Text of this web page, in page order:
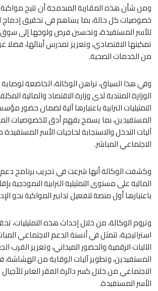
ومن شأن هذه المقاربة المندمجة أن تتيح
خصوصيات كل حالة، بما يساهم في تحقيق إدماج
للأسر المستفيدة، وتحسين فرص ولوجها إلى
تمكينها الاقتصادي، وتعزيز تمدرس أبنائها،
من الخدمات الصحية.
وفي هذا السياق، تراهن الوكالة، الخاضعة
الوزارة المنتدبة لدى وزارة الاقتصاد والمالية
التمثيليات الترابية باعتبارها آلية لضمان حضور
المستفيدين، بما يسمح بفهم أدق للخصوصيات
آليات التدخل والاستجابة لحاجيات الأسر
الاجتماعي المباشر.
وكشفت الوكالة أنها شرعت في تجريب برنامج دعم
المالية على مستوى التمثيلية الترابية النموذجية
باعتبارها أول منصة لتفعيل تدابير المواكبة نحو
وتروم الوكالة، من خلال إحداث هذه التمثيليات،
استراتيجية، تتمثل في أنسنة الدعم الاجتماعي
الآليات الرقمية والحضور الميداني، وتعزيز القرب
المستفيدين، وتطوير آليات الوقاية من الهشاشة،
الاجتماعي من خلال كسر دائرة الفقر العابر
الأسر المستفيدة.